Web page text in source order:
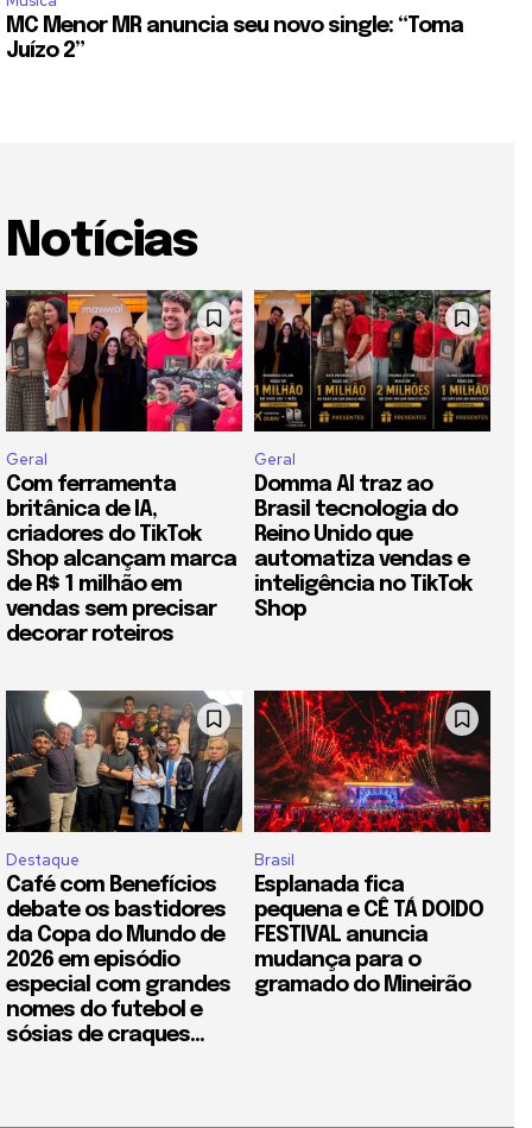
MC Menor MR anuncia seu novo single: “Toma
Juízo 2”
Notícias
Geral
Com ferramenta
britânica de IA,
criadores do TikTok
Shop alcançam marca
de R$ 1 milhão em
vendas sem precisar
decorar roteiros
Geral
Domma AI traz ao
Brasil tecnologia do
Reino Unido que
automatiza vendas e
inteligência no TikTok
Shop
Destaque
Café com Benefícios
debate os bastidores
da Copa do Mundo de
2026 em episódio
especial com grandes
nomes do futebol e
sósias de craques...
Brasil
Esplanada fica
pequena e CÊ TÁ DOIDO
FESTIVAL anuncia
mudança para o
gramado do Mineirão